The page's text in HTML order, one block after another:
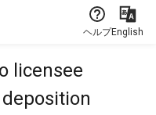
ヘルプEnglish
licensee